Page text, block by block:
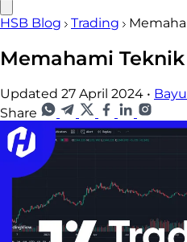
HSB Blog Trading
Memahami
Updated 27 April 2024 •
Share